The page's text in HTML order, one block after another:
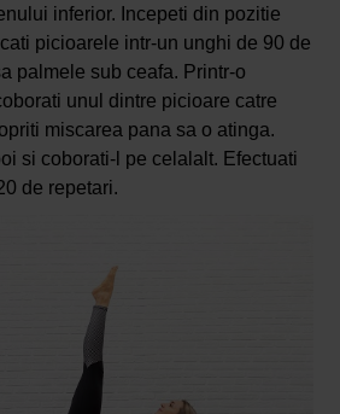
inferior. Incepeti din pozitie
picioarele intr-un unghi de 90 de
palmele sub ceafa. Printr-o
unul dintre picioare catre
miscarea pana sa o atinga.
si coborati-l pe celalalt. Efectuati
de repetari.